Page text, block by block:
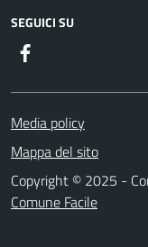
SEGUICI SU
Media policy
Mappa del sito
Copyright © 2025 -
Comune Facile